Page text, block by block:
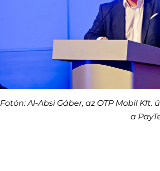
Fotón: Al-Absi Gáber, az OTP Mobil
a